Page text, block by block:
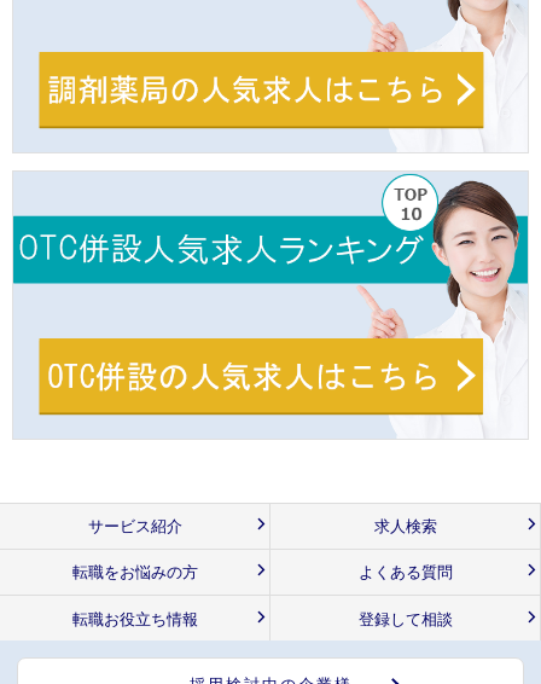
サービス紹介 求人検索
転職をお悩みの方 よくある質問
転職お役立ち情報 登録して相談